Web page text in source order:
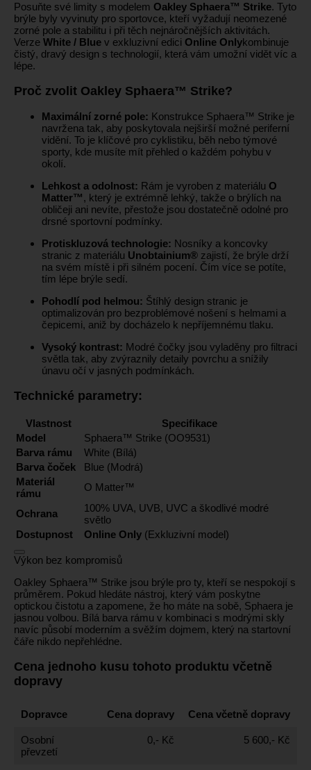
Posuňte své limity s modelem Oakley Sphaera™ Strike. Tyto
brýle byly vyvinuty pro sportovce, kteří vyžadují neomezené
zorné pole a stabilitu i při těch nejnáročnějších aktivitách.
Verze White / Blue v exkluzivní edici Online Onlykombinuje
čistý, dravý design s technologií, která vám umožní vidět víc a
lépe.
Proč zvolit Oakley Sphaera™ Strike?
Maximální zorné pole: Konstrukce Sphaera™ Strike je
navržena tak, aby poskytovala nejširší možné periferní
vidění. To je klíčové pro cyklistiku, běh nebo týmové
sporty, kde musíte mít přehled o každém pohybu v
okolí.
Lehkost a odolnost: Rám je vyroben z materiálu O
Matter™, který je extrémně lehký, takže o brýlích na
obličeji ani nevíte, přestože jsou dostatečně odolné pro
drsné sportovní podmínky.
Protiskluzová technologie: Nosníky a koncovky
stranic z materiálu Unobtainium® zajistí, že brýle drží
na svém místě i při silném pocení. Čím více se potíte,
tím lépe brýle sedí.
Pohodlí pod helmou: Štíhlý design stranic je
optimalizován pro bezproblémové nošení s helmami a
čepicemi, aniž by docházelo k nepříjemnému tlaku.
Vysoký kontrast: Modré čočky jsou vyladěny pro filtraci
světla tak, aby zvýraznily detaily povrchu a snížily
únavu očí v jasných podmínkách.
Technické parametry:
Vlastnost
Specifikace
Model
Sphaera™ Strike (OO9531)
Barva rámu
White (Bílá)
Barva čoček
Blue (Modrá)
Materiál
rámu
O Matter™
Ochrana
100% UVA, UVB, UVC a škodlivé modré
světlo
Dostupnost
Online Only (Exkluzivní model)
Výkon bez kompromisů
Oakley Sphaera™ Strike jsou brýle pro ty, kteří se nespokojí s
průměrem. Pokud hledáte nástroj, který vám poskytne
optickou čistotu a zapomene, že ho máte na sobě, Sphaera je
jasnou volbou. Bílá barva rámu v kombinaci s modrými skly
navíc působí moderním a svěžím dojmem, který na startovní
čáře nikdo nepřehlédne.
Cena jednoho kusu tohoto produktu včetně
dopravy
Dopravce Cena dopravy Cena včetně dopravy
Osobní
převzetí
0,- Kč 5 600,- Kč